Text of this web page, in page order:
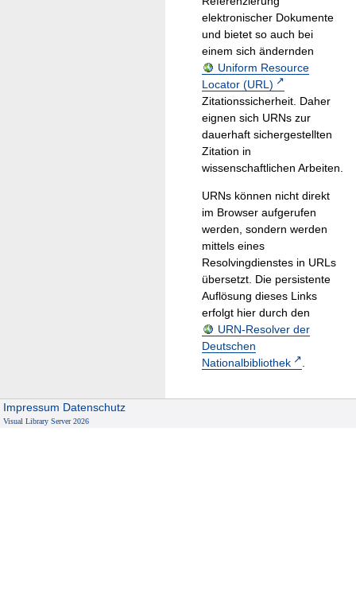
elektronischer Dokumente
und bietet so auch bei
einem sich ändernden
Uniform Resource
Locator (URL)
Zitationssicherheit. Daher
eignen sich URNs zur
dauerhaft sichergestellten
Zitation in
wissenschaftlichen Arbeiten.
URNs können nicht direkt
im Browser aufgerufen
werden, sondern werden
mittels eines
Resolvingdienstes in URLs
übersetzt. Die persistente
Auflösung dieses Links
erfolgt hier durch den
URN-Resolver der
Deutschen
Nationalbibliothek
.
Impressum Datenschutz
Visual Library Server 2026